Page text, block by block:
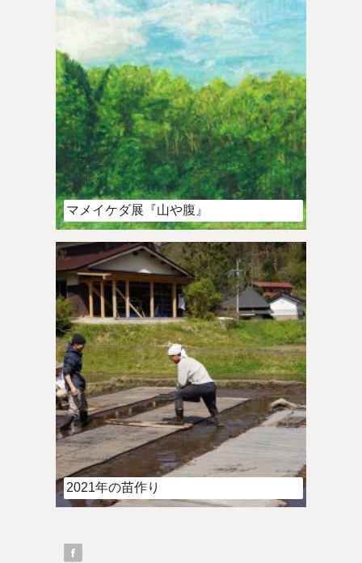
マメイケダ展『山や腹』
2021年の苗作り